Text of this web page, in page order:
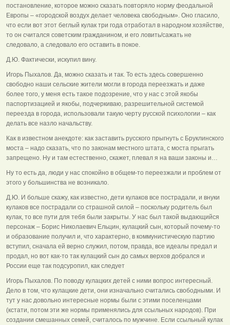
постановление, которое можно сказать повторяло норму феодальной
Европы – «городской воздух делает человека свободным». Оно гласило,
что если вот этот беглый кулак три года отработал в народном хозяйстве,
то он считался советским гражданином, и его ловить/сажать не
следовало, а следовало его оставить в покое.
Д.Ю. Фактически, искупил вину.
Игорь Пыхалов. Да, можно сказать и так. То есть здесь совершенно
свободно наши сельские жители могли в города переезжать и даже
более того, у меня есть такое подозрение, что у нас с этой якобы
паспортизацией и якобы, подчеркиваю, разрешительной системой
переезда в города, использовали такую черту русской психологии – как
делать все назло начальству.
Как в известном анекдоте: как заставить русского прыгнуть с Бруклинского
моста – надо сказать, что по законам местного штата, с моста прыгать
запрещено. Ну и там естественно, скажет, плевал я на ваши законы и…
Ну то есть да, люди у нас спокойно в общем-то переезжали и проблем от
этого у большинства не возникало.
Д.Ю. И больше скажу, как известно, дети кулаков все пострадали, и внуки
кулаков все пострадали со страшной силой – поскольку родитель был
кулак, то все пути для тебя были закрыты. У нас был такой выдающийся
персонаж – Борис Николаевич Ельцин, кулацкий сын, который почему-то
и образование получил и, что характерно, в коммунистическую партию
вступил, сначала ей верно служил, потом, правда, все идеалы предал и
продал, но вот как-то так кулацкий сын до самых верхов добрался и
России еще так подсуропил, как следует
Игорь Пыхалов. По поводу кулацких детей с ними вопрос интересный.
Дело в том, что кулацкие дети, они изначально считались свободными. И
тут у нас довольно интересные нормы были с этими поселенцами
(кстати, потом эти же нормы применялись для ссыльных народов). При
создании смешанных семей, считалось по мужчине. Если ссыльный кулак